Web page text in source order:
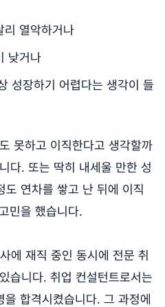
리 열악하거나
낮거나
성장하기 어렵다는 생각이 들
못하고 이직한다고 생각할까
다. 또는 딱히 내세울 만한 성
연차를 쌓고 난 뒤에 이직
민을 했습니다.
에 재직 중인 동시에 전문 취
습니다. 취업 컨설턴트로서는
합격시켰습니다. 그 과정에